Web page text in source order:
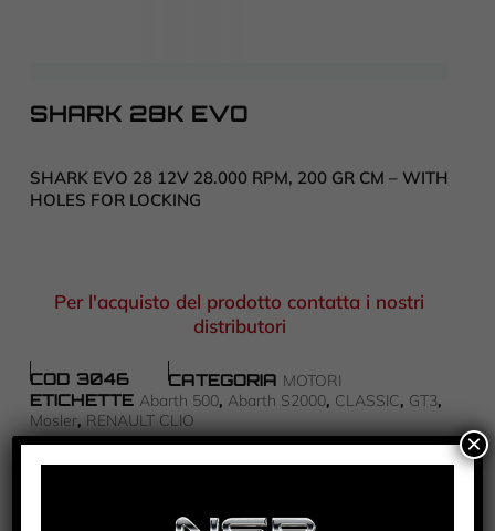
SHARK 28K EVO
SHARK EVO 28 12V 28.000 RPM, 200 GR CM – WITH
HOLES FOR LOCKING
Per l'acquisto del prodotto contatta i nostri
distributori
COD 3046 CATEGORIA MOTORI
ETICHETTE Abarth 500, Abarth S2000, CLASSIC, GT3,
Mosler, RENAULT CLIO
×